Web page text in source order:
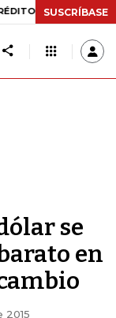
29,66%
SUSCRÍBASE
se
en
2015